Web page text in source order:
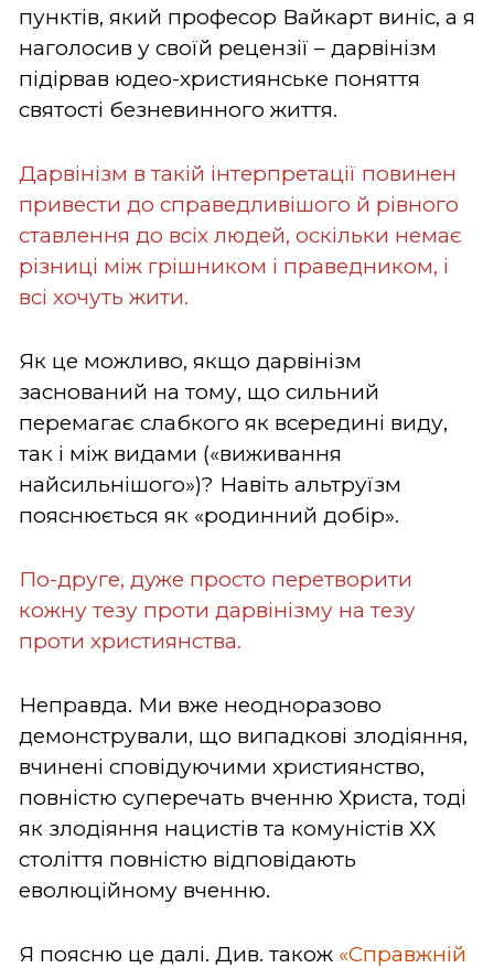
пунктів, який професор Вайкарт виніс, а я
наголосив у своїй рецензії – дарвінізм
підірвав юдео-християнське поняття
святості безневинного життя.
Дарвінізм в такій інтерпретації повинен
привести до справедливішого й рівного
ставлення до всіх людей, оскільки немає
різниці між грішником і праведником, і
всі хочуть жити.
Як це можливо, якщо дарвінізм
заснований на тому, що сильний
перемагає слабкого як всередині виду,
так і між видами («виживання
найсильнішого»)? Навіть альтруїзм
пояснюється як «родинний добір».
По-друге, дуже просто перетворити
кожну тезу проти дарвінізму на тезу
проти християнства.
Неправда. Ми вже неодноразово
демонстрували, що випадкові злодіяння,
вчинені сповідуючими християнство,
повністю суперечать вченню Христа, тоді
як злодіяння нацистів та комуністів ХХ
століття повністю відповідають
еволюційному вченню.
Я поясню це далі. Див. також «Справжній